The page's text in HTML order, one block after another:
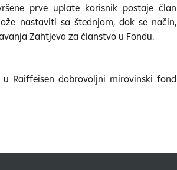
prve uplate korisnik postaje član
nastaviti sa štednjom, dok se način,
Zahtjeva za članstvo u Fondu.
Raiffeisen dobrovoljni mirovinski fond